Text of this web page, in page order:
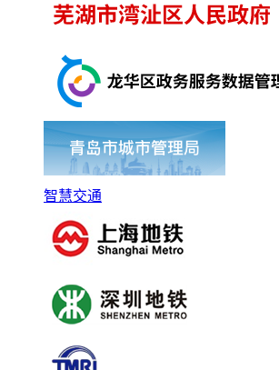
智慧交通